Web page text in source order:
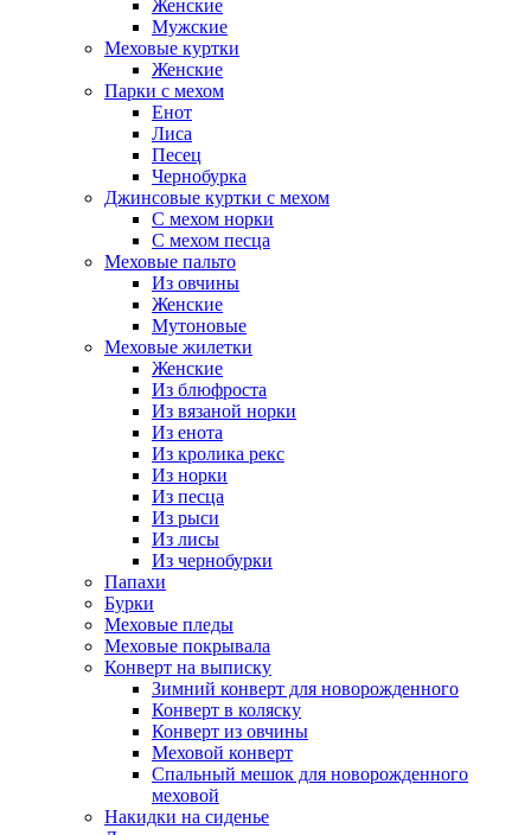
Женские
Мужские
Меховые куртки
Женские
Парки с мехом
Енот
Лиса
Песец
Чернобурка
Джинсовые куртки с мехом
С мехом норки
С мехом песца
Меховые пальто
Из овчины
Женские
Мутоновые
Меховые жилетки
Женские
Из блюфроста
Из вязаной норки
Из енота
Из кролика рекс
Из норки
Из песца
Из рыси
Из лисы
Из чернобурки
Папахи
Бурки
Меховые пледы
Меховые покрывала
Конверт на выписку
Зимний конверт для новорожденного
Конверт в коляску
Конверт из овчины
Меховой конверт
Спальный мешок для новорожденного
меховой
Накидки на сиденье